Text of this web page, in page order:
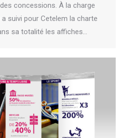
concessions. À la charge
suivi pour Cetelem la charte
sa totalité les affiches…